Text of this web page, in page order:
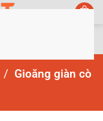
Gioăng giàn cò